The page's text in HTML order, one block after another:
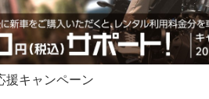
援キャンペーン